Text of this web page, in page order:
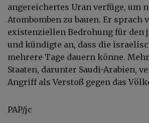
angereichertes Uran verfüge, um
Atombomben zu bauen. Er sprach
existenziellen Bedrohung für den
und kündigte an, dass die
mehrere Tage dauern könne.
Staaten, darunter Saudi-Arabien,
Angriff als Verstoß gegen das
PAP/jc